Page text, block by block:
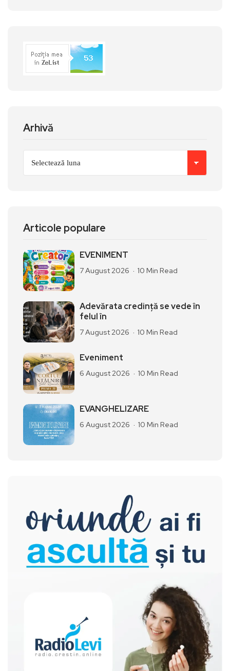
Arhivă
Articole populare
EVENIMENT
7 August 2026 10 Min Read
Adevărata credință se vede în
felul în
7 August 2026 10 Min Read
Eveniment
6 August 2026 10 Min Read
EVANGHELIZARE
6 August 2026 10 Min Read